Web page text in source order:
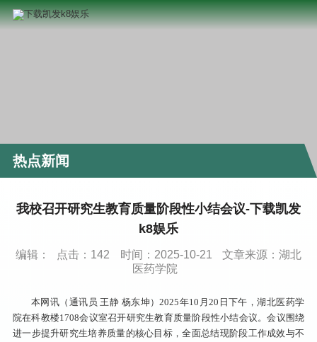
热点新闻
我校召开研究生教育质量阶段性小结会议-下载凯发
k8娱乐
编辑： 点击： 142 时间：2025-10-21
文章来源：湖北
医药学院
本网讯（通讯员 王静 杨东坤）2025年10月20日下午，湖北医药学
院在科教楼1708会议室召开研究生教育质量阶段性小结会议。会议围绕
进一步提升研究生培养质量的核心目标，全面总结现阶段工作成效与不